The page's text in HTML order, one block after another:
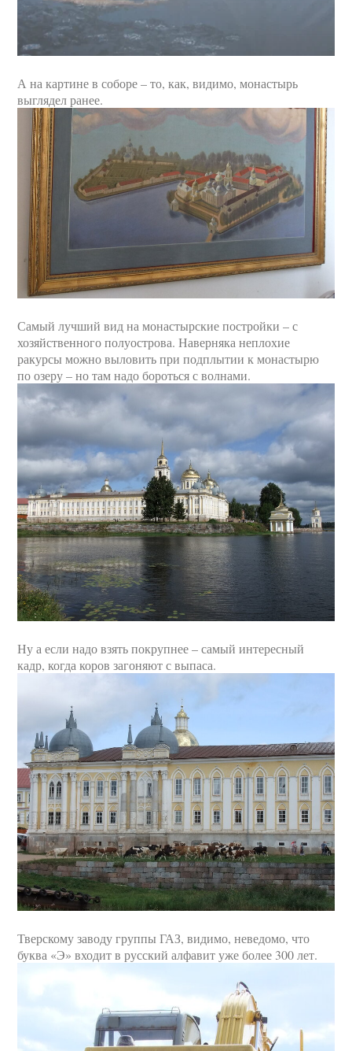
А на картине в соборе – то, как, видимо, монастырь
выглядел ранее.
Самый лучший вид на монастырские постройки – с
хозяйственного полуострова. Наверняка неплохие
ракурсы можно выловить при подплытии к монастырю
по озеру – но там надо бороться с волнами.
Ну а если надо взять покрупнее – самый интересный
кадр, когда коров загоняют с выпаса.
Тверскому заводу группы ГАЗ, видимо, неведомо, что
буква «Э» входит в русский алфавит уже более 300 лет.